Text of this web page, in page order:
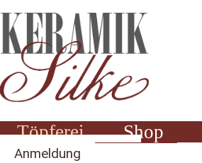
Töpferei
Über mich
Shop
Zahlung & Versand
Anmeldung